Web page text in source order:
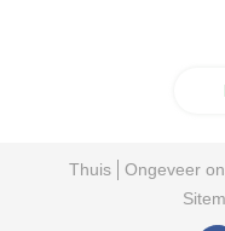
Thuis Ongeveer